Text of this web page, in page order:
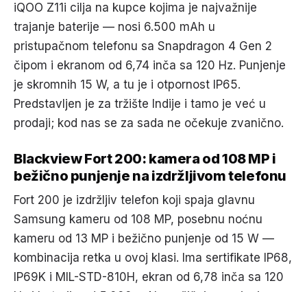
iQOO Z11i cilja na kupce kojima je najvažnije
trajanje baterije — nosi 6.500 mAh u
pristupačnom telefonu sa Snapdragon 4 Gen 2
čipom i ekranom od 6,74 inča sa 120 Hz. Punjenje
je skromnih 15 W, a tu je i otpornost IP65.
Predstavljen je za tržište Indije i tamo je već u
prodaji; kod nas se za sada ne očekuje zvanično.
Blackview Fort 200: kamera od 108 MP i
bežično punjenje na izdržljivom telefonu
Fort 200 je izdržljiv telefon koji spaja glavnu
Samsung kameru od 108 MP, posebnu noćnu
kameru od 13 MP i bežično punjenje od 15 W —
kombinacija retka u ovoj klasi. Ima sertifikate IP68,
IP69K i MIL-STD-810H, ekran od 6,78 inča sa 120